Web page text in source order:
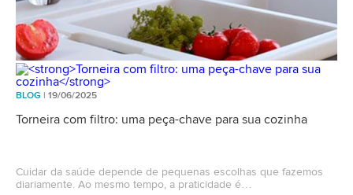
BLOG | 19/06/2025
Torneira com filtro: uma peça-chave para sua cozinha
Cuidar da saúde depende de pequenas escolhas que fazemos
diariamente. Ao mesmo tempo, a praticidade é…